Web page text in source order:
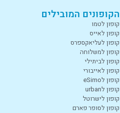
הקופונים המובילים
קופון לטמו
קופון לאייס
קופון לעליאקספרס
קופון למשלוחה
קופון לביתילי
קופון לאייבורי
קופון לeSimo
קופון לurban
קופון לישרוטל
קופון לסופר פארם